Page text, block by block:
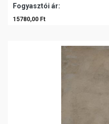
Fogyasztói ár:
15780,00 Ft